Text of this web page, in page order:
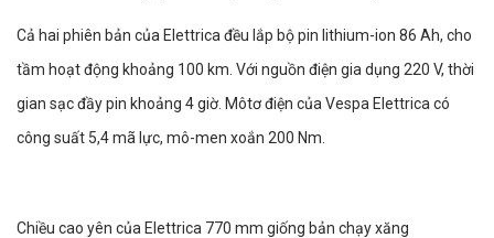
Cả hai phiên bản của Elettrica đều lắp bộ pin lithium-ion 86 Ah, cho
tầm hoạt động khoảng 100 km. Với nguồn điện gia dụng 220 V, thời
gian sạc đầy pin khoảng 4 giờ. Môtơ điện của Vespa Elettrica có
công suất 5,4 mã lực, mô-men xoắn 200 Nm.
Chiều cao yên của Elettrica 770 mm giống bản chạy xăng